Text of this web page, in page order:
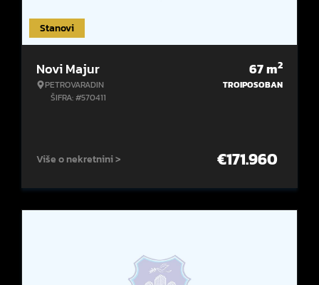
Stanovi
Novi Majur
PETROVARADIN
ŠIFRA: #570411
67m2
TROIPOSOBAN
Više o nekretnini > €171.960